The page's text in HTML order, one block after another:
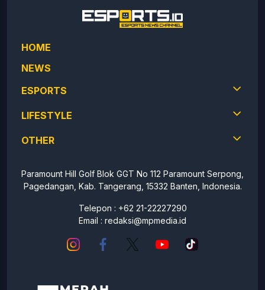
HOME
NEWS
ESPORTS
LIFESTYLE
OTHER
Paramount Hill Golf Blok GGT No 112 Paramount Serpong,
Pagedangan, Kab. Tangerang, 15332 Banten, Indonesia.
Telepon : +62 21-22227290
Email : redaksi@mpmedia.id